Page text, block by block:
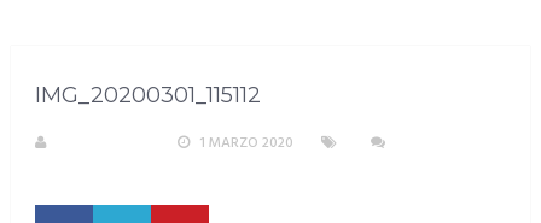
IMG_20200301_115112
1 MARZO 2020